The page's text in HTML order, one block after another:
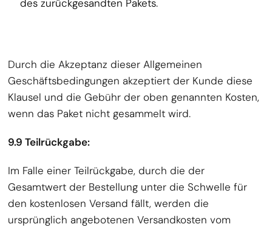
des zurückgesandten Pakets.
Durch die Akzeptanz dieser Allgemeinen
Geschäftsbedingungen akzeptiert der Kunde diese
Klausel und die Gebühr der oben genannten Kosten,
wenn das Paket nicht gesammelt wird.
9.9 Teilrückgabe:
Im Falle einer Teilrückgabe, durch die der
Gesamtwert der Bestellung unter die Schwelle für
den kostenlosen Versand fällt, werden die
ursprünglich angebotenen Versandkosten vom